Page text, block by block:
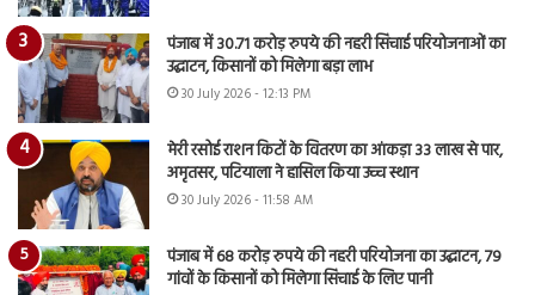
पंजाब में 30.71 करोड़ रुपये की नहरी सिंचाई परियोजनाओं का
उद्घाटन, किसानों को मिलेगा बड़ा लाभ
30 July 2026 - 12:13 PM
मेरी रसोई राशन किटों के वितरण का आंकड़ा 33 लाख से पार,
अमृतसर, पटियाला ने हासिल किया उच्च स्थान
30 July 2026 - 11:58 AM
पंजाब में 68 करोड़ रुपये की नहरी परियोजना का उद्घाटन, 79
गांवों के किसानों को मिलेगा सिंचाई के लिए पानी